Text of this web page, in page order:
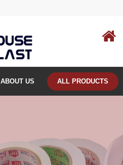
ABOUT US ALL PRODUCTS